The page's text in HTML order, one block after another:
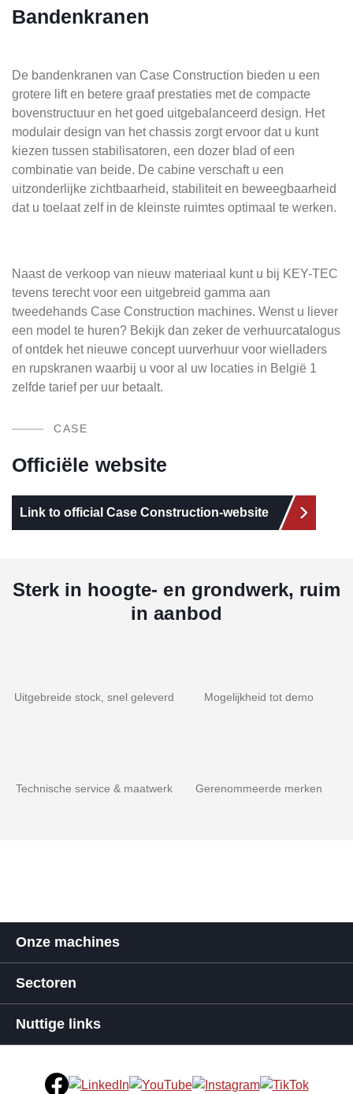
Bandenkranen
De bandenkranen van Case Construction bieden u een
grotere lift en betere graaf prestaties met de compacte
bovenstructuur en het goed uitgebalanceerd design. Het
modulair design van het chassis zorgt ervoor dat u kunt
kiezen tussen stabilisatoren, een dozer blad of een
combinatie van beide. De cabine verschaft u een
uitzonderlijke zichtbaarheid, stabiliteit en beweegbaarheid
dat u toelaat zelf in de kleinste ruimtes optimaal te werken.
Naast de verkoop van nieuw materiaal kunt u bij KEY-TEC
tevens terecht voor een uitgebreid gamma aan
tweedehands Case Construction machines. Wenst u liever
een model te huren? Bekijk dan zeker de verhuurcatalogus
of ontdek het nieuwe concept uurverhuur voor wielladers
en rupskranen waarbij u voor al uw locaties in België 1
zelfde tarief per uur betaalt.
CASE
Officiële website
Link to official Case Construction-website
Sterk in hoogte- en grondwerk, ruim
in aanbod
Uitgebreide stock, snel geleverd Mogelijkheid tot demo
Technische service & maatwerk Gerenommeerde merken
Onze machines
Sectoren
Nuttige links